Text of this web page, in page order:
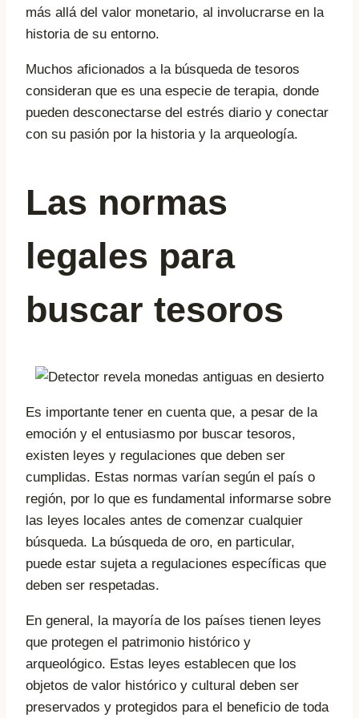
más allá del valor monetario, al involucrarse en la
historia de su entorno.
Muchos aficionados a la búsqueda de tesoros
consideran que es una especie de terapia, donde
pueden desconectarse del estrés diario y conectar
con su pasión por la historia y la arqueología.
Las normas
legales para
buscar tesoros
Es importante tener en cuenta que, a pesar de la
emoción y el entusiasmo por buscar tesoros,
existen leyes y regulaciones que deben ser
cumplidas. Estas normas varían según el país o
región, por lo que es fundamental informarse sobre
las leyes locales antes de comenzar cualquier
búsqueda. La búsqueda de oro, en particular,
puede estar sujeta a regulaciones específicas que
deben ser respetadas.
En general, la mayoría de los países tienen leyes
que protegen el patrimonio histórico y
arqueológico. Estas leyes establecen que los
objetos de valor histórico y cultural deben ser
preservados y protegidos para el beneficio de toda